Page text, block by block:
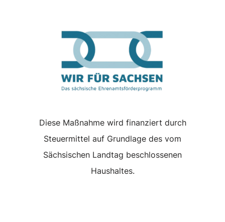
Diese Maßnahme wird finanziert durch
Steuermittel auf Grundlage des vom
Sächsischen Landtag beschlossenen
Haushaltes.